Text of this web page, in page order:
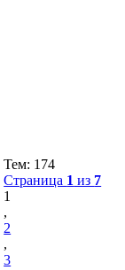
Тем: 174
Страница 1 из 7
1
,
2
,
3